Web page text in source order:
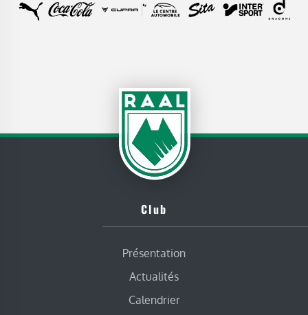
Club
Présentation
Actualités
Calendrier